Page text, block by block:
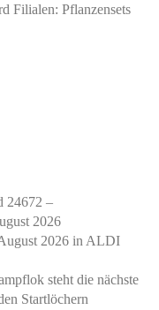
Filialen: Pflanzensets
24672 –
2026
2026 in ALDI
steht die nächste
Startlöchern